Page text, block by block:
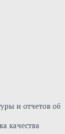
и отчетов об
качества